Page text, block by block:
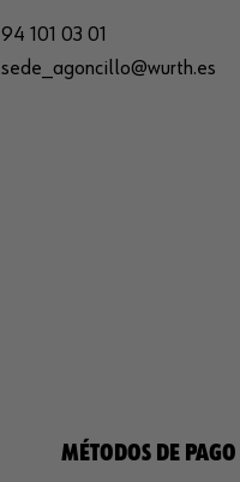
94 101 03 01
sede_agoncillo@wurth.es
MÉTODOS DE PAGO